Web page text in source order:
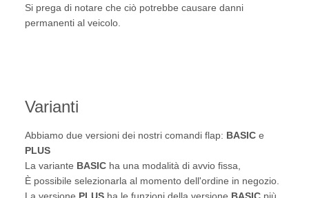
Si prega di notare che ciò potrebbe causare danni
permanenti al veicolo.
Varianti
Abbiamo due versioni dei nostri comandi flap: BASIC e
PLUS
La variante BASIC ha una modalità di avvio fissa,
È possibile selezionarla al momento dell'ordine in negozio.